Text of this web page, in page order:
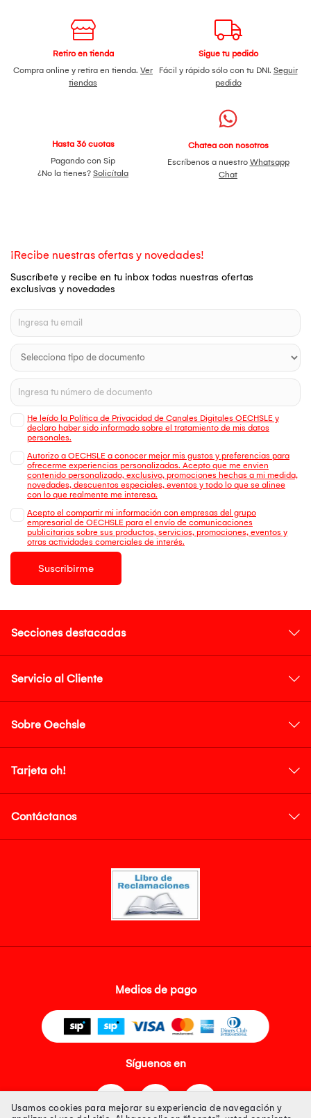
Retiro en tienda
Compra online y retira en tienda. Ver
tiendas
Sigue tu pedido
Fácil y rápido sólo con tu DNI. Seguir
pedido
Hasta 36 cuotas
Pagando con Sip
¿No la tienes? Solicítala
Chatea con nosotros
Escríbenos a nuestro Whatsapp
Chat
¡Recibe nuestras ofertas y novedades!
Suscríbete y recibe en tu inbox todas nuestras ofertas
exclusivas y novedades
He leído la Política de Privacidad de Canales Digitales OECHSLE y
declaro haber sido informado sobre el tratamiento de mis datos
personales.
Autorizo a OECHSLE a conocer mejor mis gustos y preferencias para
ofrecerme experiencias personalizadas. Acepto que me envien
contenido personalizado, exclusivo, promociones hechas a mi medida,
novedades, descuentos especiales, eventos y todo lo que se alinee
con lo que realmente me interesa.
Acepto el compartir mi información con empresas del grupo
empresarial de OECHSLE para el envío de comunicaciones
publicitarias sobre sus productos, servicios, promociones, eventos y
otras actividades comerciales de interés.
Suscribirme
Secciones destacadas
Servicio al Cliente
Sobre Oechsle
Tarjeta oh!
Contáctanos
Medios de pago
Síguenos en
Usamos cookies para mejorar su experiencia de navegación y